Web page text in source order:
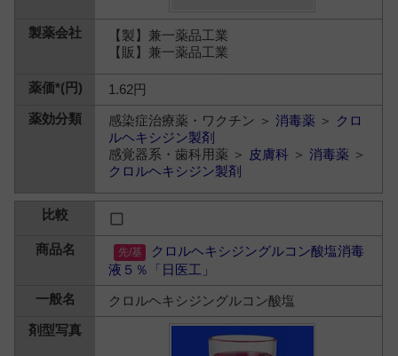
【製】兼一薬品工業
【販】兼一薬品工業
1.62円
感染症治療薬・ワクチン ＞消毒薬 ＞ クロ
ルヘキシジン製剤
感覚器系・歯科用薬 ＞ 皮膚科 ＞消毒薬 ＞
クロルヘキシジン製剤
クロルヘキシジングルコン酸塩消毒
液５％「日医工」
クロルヘキシジングルコン酸塩